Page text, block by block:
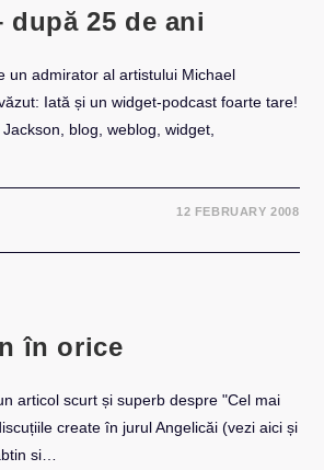
după 25 de ani
un admirator al artistului Michael
Iată și un widget-podcast foarte tare!
blog, weblog, widget,
12 FEBRUARY 2008
în orice
articol scurt și superb despre "Cel mai
create în jurul Angelicăi (vezi aici și
si…